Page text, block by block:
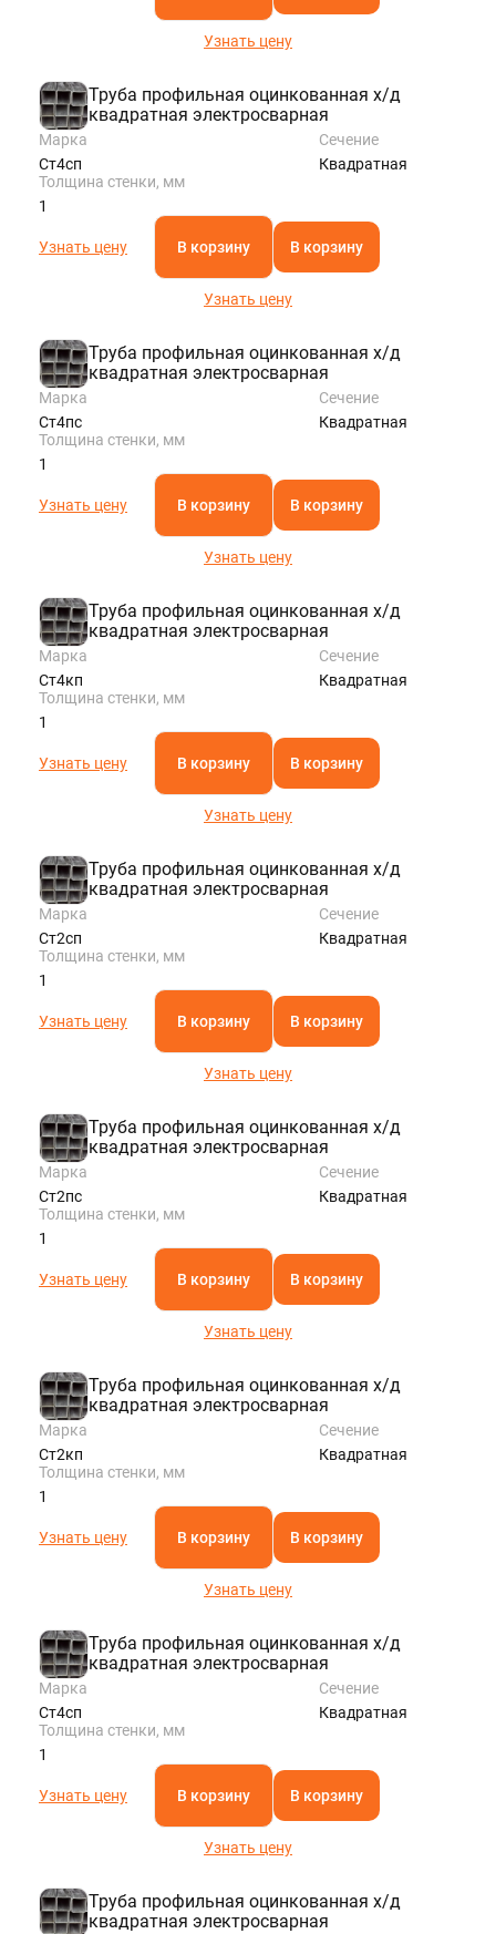
Узнать цену
Труба профильная оцинкованная х/д
квадратная электросварная
Марка
Ст4сп
Сечение
Квадратная
Толщина стенки, мм
1
Узнать цену В корзину В корзину
Узнать цену
Труба профильная оцинкованная х/д
квадратная электросварная
Марка
Ст4пс
Сечение
Квадратная
Толщина стенки, мм
1
Узнать цену В корзину В корзину
Узнать цену
Труба профильная оцинкованная х/д
квадратная электросварная
Марка
Ст4кп
Сечение
Квадратная
Толщина стенки, мм
1
Узнать цену В корзину В корзину
Узнать цену
Труба профильная оцинкованная х/д
квадратная электросварная
Марка
Ст2сп
Сечение
Квадратная
Толщина стенки, мм
1
Узнать цену В корзину В корзину
Узнать цену
Труба профильная оцинкованная х/д
квадратная электросварная
Марка
Ст2пс
Сечение
Квадратная
Толщина стенки, мм
1
Узнать цену В корзину В корзину
Узнать цену
Труба профильная оцинкованная х/д
квадратная электросварная
Марка
Ст2кп
Сечение
Квадратная
Толщина стенки, мм
1
Узнать цену В корзину В корзину
Узнать цену
Труба профильная оцинкованная х/д
квадратная электросварная
Марка
Ст4сп
Сечение
Квадратная
Толщина стенки, мм
1
Узнать цену В корзину В корзину
Узнать цену
Труба профильная оцинкованная х/д
квадратная электросварная